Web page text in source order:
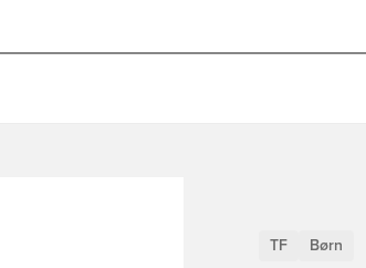
TF Børn